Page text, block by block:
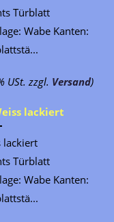
Türblatt
Wabe Kanten:
USt. zzgl. Versand)
lackiert
lackiert
Türblatt
Wabe Kanten: